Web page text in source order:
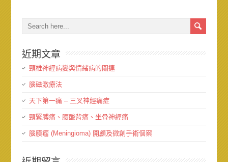
近期文章
頸椎神經病變與情緒病的關連
腦磁激療法
天下第一痛 – 三叉神經痛症
頸緊膊痛、腰酸背痛、坐骨神經痛
腦膜瘤 (Meningioma) 開顱及微創手術個案